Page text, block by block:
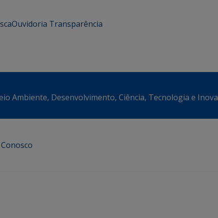
Ouvidoria Transparência
Ambiente, Desenvolvimento, Ciência, Tecnologia e